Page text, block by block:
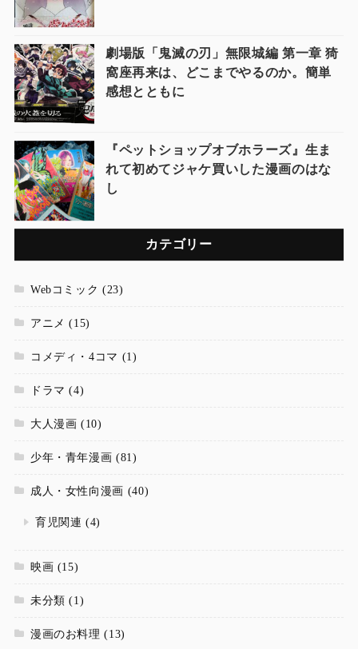
劇場版「鬼滅の刃」無限城編 第一章 猗
窩座再来は、どこまでやるのか。簡単
感想とともに
『ペットショップオブホラーズ』生ま
れて初めてジャケ買いした漫画のはな
し
カテゴリー
Webコミック (23)
アニメ (15)
コメディ・4コマ (1)
ドラマ (4)
大人漫画 (10)
少年・青年漫画 (81)
成人・女性向漫画 (40)
育児関連 (4)
映画 (15)
未分類 (1)
漫画のお料理 (13)